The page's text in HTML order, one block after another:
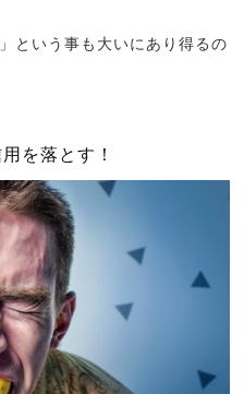
という事も大いにあり得るの
を落とす！